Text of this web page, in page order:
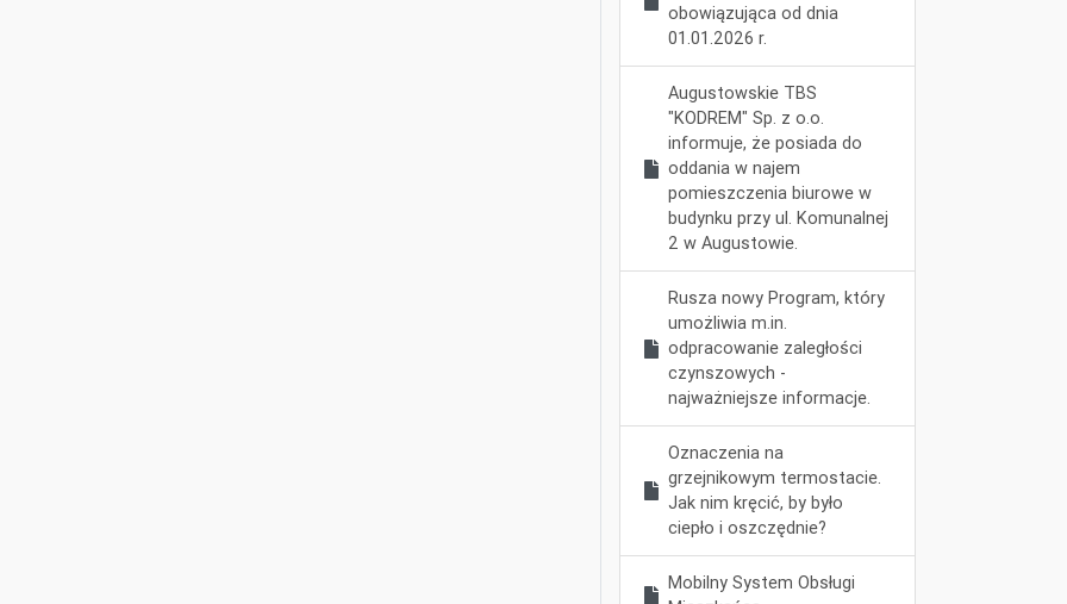
obowiązująca od dnia
01.01.2026 r.
Augustowskie TBS
"KODREM" Sp. z o.o.
informuje, że posiada do
oddania w najem
pomieszczenia biurowe w
budynku przy ul. Komunalnej
2 w Augustowie.
Rusza nowy Program, który
umożliwia m.in.
odpracowanie zaległości
czynszowych -
najważniejsze informacje.
Oznaczenia na
grzejnikowym termostacie.
Jak nim kręcić, by było
ciepło i oszczędnie?
Mobilny System Obsługi